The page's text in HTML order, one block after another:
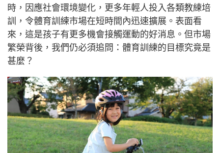
時，因應社會環境變化，更多年輕人投入各類教練培
訓，令體育訓練市場在短時間內迅速擴展。表面看
來，這是孩子有更多機會接觸運動的好消息。但市場
繁榮背後，我們仍必須追問：體育訓練的目標究竟是
甚麼？